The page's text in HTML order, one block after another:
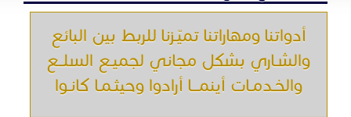
أدواتنا ومهاراتنا تميّـزنا للربط بين البائع
والشـاري بشكل مجاني لجميـع السلــع
والخـدمـات أينمـــا أرادوا وحيثـمـا كانـوا